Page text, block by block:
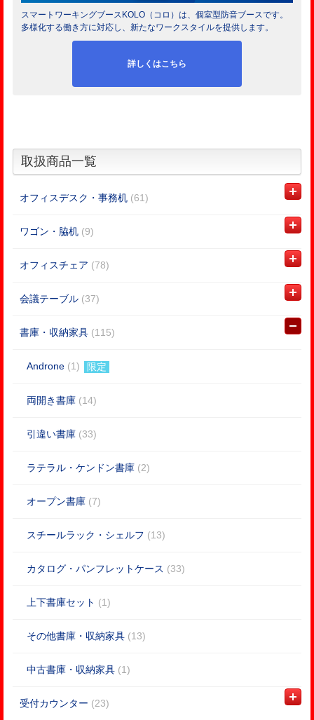
スマートワーキングブースKOLO（コロ）は、個室型防音ブースです。
多様化する働き方に対応し、新たなワークスタイルを提供します。
詳しくはこちら
取扱商品一覧
オフィスデスク・事務机 (61)
ワゴン・脇机 (9)
オフィスチェア (78)
会議テーブル (37)
書庫・収納家具 (115)
Androne (1) 限定
両開き書庫 (14)
引違い書庫 (33)
ラテラル・ケンドン書庫 (2)
オープン書庫 (7)
スチールラック・シェルフ (13)
カタログ・パンフレットケース (33)
上下書庫セット (1)
その他書庫・収納家具 (13)
中古書庫・収納家具 (1)
受付カウンター (23)